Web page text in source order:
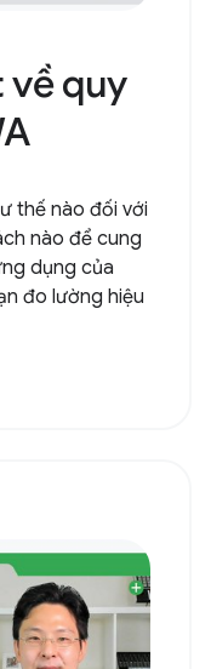
về quy
thế nào đối với
nào để cung
dụng của
đo lường hiệu